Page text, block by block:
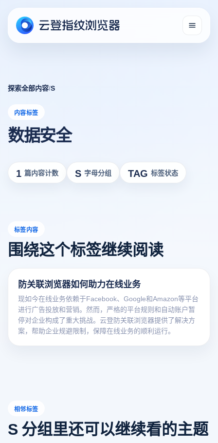
探索全部内容/S
内容标签
数据安全
1 篇内容计数 S 字母分组 TAG 标签状态
标签内容
围绕这个标签继续阅读
防关联浏览器如何助力在线业务
现如今在线业务依赖于Facebook、Google和Amazon等平台
进行广告投放和营销。然而，严格的平台规则和自动账户暂
停对企业构成了重大挑战。云登防关联浏览器提供了解决方
案，帮助企业规避限制，保障在线业务的顺利运行。
相邻标签
S 分组里还可以继续看的主题